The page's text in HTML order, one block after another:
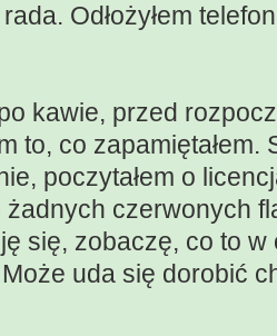
Odłożyłem
kawie, przed
to, co zapamiętałem.
poczytałem o
żadnych czerwonych
się, zobaczę, co to
uda się dorobić